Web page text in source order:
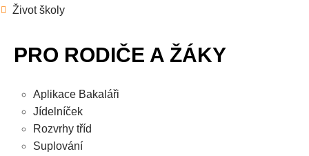
Život školy
PRO RODIČE A ŽÁKY
Aplikace Bakaláři
Jídelníček
Rozvrhy tříd
Suplování